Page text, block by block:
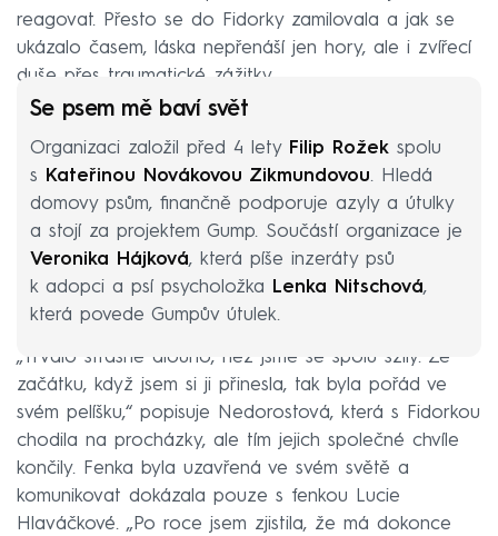
reagovat. Přesto se do Fidorky zamilovala a jak se
ukázalo časem, láska nepřenáší jen hory, ale i zvířecí
duše přes traumatické zážitky.
Se psem mě baví svět
Organizaci založil před 4 lety Filip Rožek spolu
s
Kateřinou Novákovou Zikmundovou. Hledá
domovy psům, finančně podporuje azyly a útulky
a stojí za projektem Gump. Součástí organizace je
Veronika Hájková, která píše inzeráty psů
k adopci a psí psycholožka Lenka Nitschová,
která povede Gumpův útulek.
„Trvalo strašně dlouho, než jsme se spolu sžily. Ze
začátku, když jsem si ji přinesla, tak byla pořád ve
svém pelíšku,“ popisuje Nedorostová, která s Fidorkou
chodila na procházky, ale tím jejich společné chvíle
končily. Fenka byla uzavřená ve svém světě a
komunikovat dokázala pouze s fenkou Lucie
Hlaváčkové. „Po roce jsem zjistila, že má dokonce